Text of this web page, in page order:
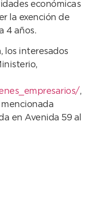
económicas
la exención de
4 años.
los interesados
,
mencionada
en Avenida 59 al